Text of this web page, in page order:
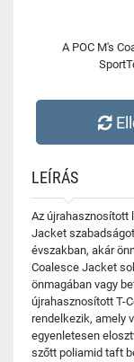
A POC M's
LEÍRÁS
Az újrahasznosított
Jacket
évszakban, akár
Coalesce Jacket
önmagában vagy
újrahasznosított T-
rendelkezik, amely
egyenletesen
szőtt poliamid taft